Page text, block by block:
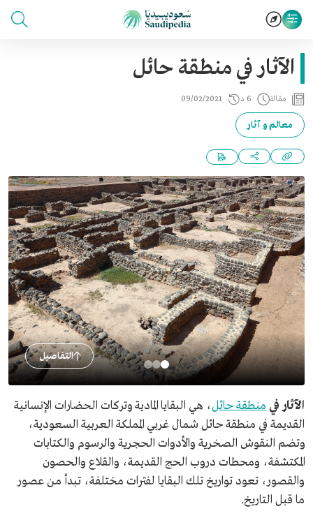
الآثار في منطقة حائل
مقالة 6 د 09/02/2021
معالم و آثار
التفاصيل
الآثار في منطقة حائل، هي البقايا المادية وتركات الحضارات الإنسانية
القديمة في منطقة حائل شمال غربي المملكة العربية السعودية،
وتضم النقوش الصخرية والأدوات الحجرية والرسوم والكتابات
المكتشفة، ومحطات دروب الحج القديمة، والقلاع والحصون
والقصور، تعود تواريخ تلك البقايا لفترات مختلفة، تبدأ من عصور
ما قبل التاريخ.